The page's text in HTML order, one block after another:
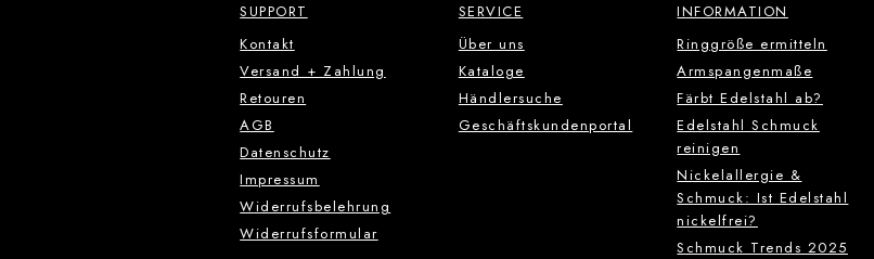
SUPPORT
Kontakt
Versand + Zahlung
Retouren
AGB
Datenschutz
Impressum
Widerrufsbelehrung
Widerrufsformular
SERVICE
Über uns
Kataloge
Händlersuche
Geschäftskundenportal
INFORMATION
Ringgröße ermitteln
Armspangenmaße
Färbt Edelstahl ab?
Edelstahl Schmuck
reinigen
Nickelallergie &
Schmuck: Ist Edelstahl
nickelfrei?
Schmuck Trends 2025